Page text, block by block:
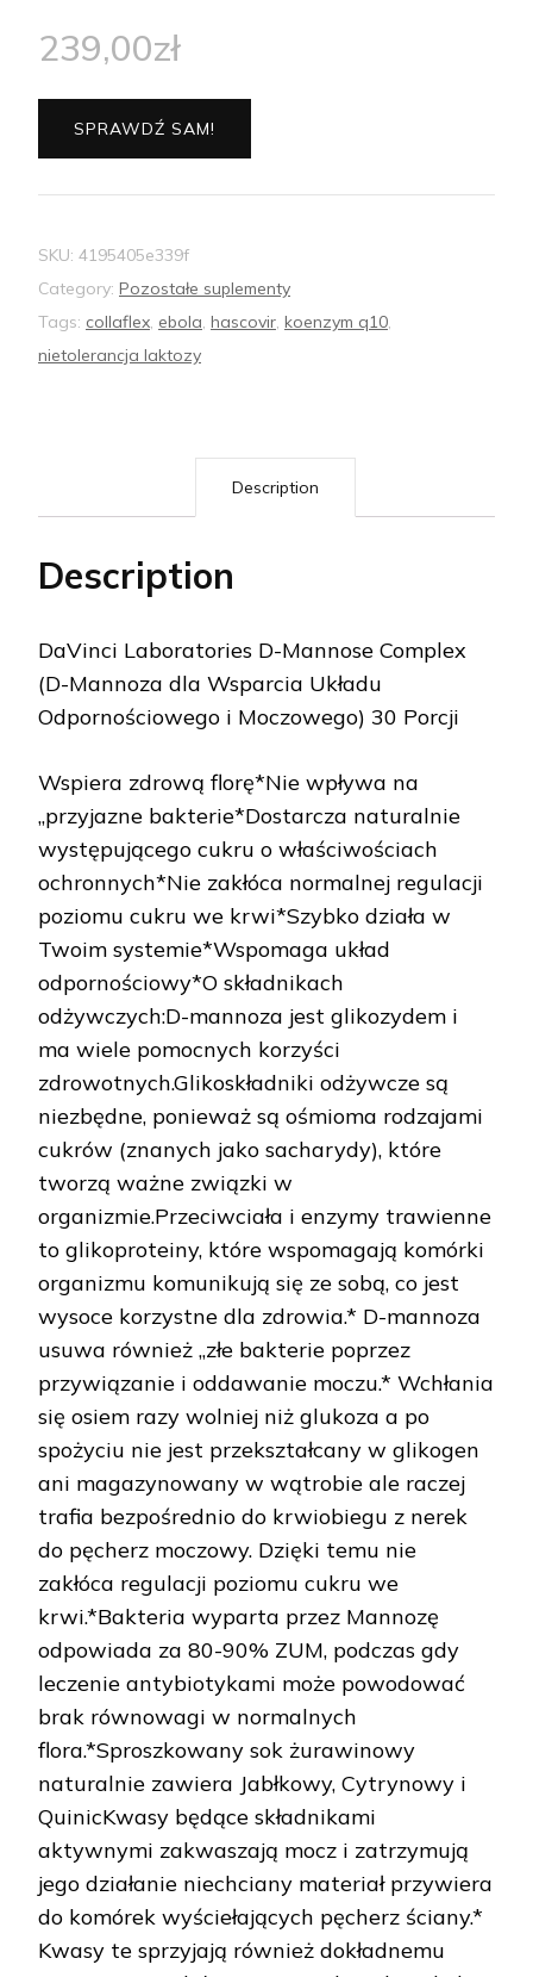
239,00zł
SPRAWDŹ SAM!
SKU: 4195405e339f
Category: Pozostałe suplementy
Tags: collaflex, ebola, hascovir, koenzym q10,
nietolerancja laktozy
Description
Description
DaVinci Laboratories D-Mannose Complex
(D-Mannoza dla Wsparcia Układu
Odpornościowego i Moczowego) 30 Porcji
Wspiera zdrową florę*Nie wpływa na
„przyjazne bakterie*Dostarcza naturalnie
występującego cukru o właściwościach
ochronnych*Nie zakłóca normalnej regulacji
poziomu cukru we krwi*Szybko działa w
Twoim systemie*Wspomaga układ
odpornościowy*O składnikach
odżywczych:D-mannoza jest glikozydem i
ma wiele pomocnych korzyści
zdrowotnych.Glikoskładniki odżywcze są
niezbędne, ponieważ są ośmioma rodzajami
cukrów (znanych jako sacharydy), które
tworzą ważne związki w
organizmie.Przeciwciała i enzymy trawienne
to glikoproteiny, które wspomagają komórki
organizmu komunikują się ze sobą, co jest
wysoce korzystne dla zdrowia.* D-mannoza
usuwa również „złe bakterie poprzez
przywiązanie i oddawanie moczu.* Wchłania
się osiem razy wolniej niż glukoza a po
spożyciu nie jest przekształcany w glikogen
ani magazynowany w wątrobie ale raczej
trafia bezpośrednio do krwiobiegu z nerek
do pęcherz moczowy. Dzięki temu nie
zakłóca regulacji poziomu cukru we
krwi.*Bakteria wyparta przez Mannozę
odpowiada za 80-90% ZUM, podczas gdy
leczenie antybiotykami może powodować
brak równowagi w normalnych
flora.*Sproszkowany sok żurawinowy
naturalnie zawiera Jabłkowy, Cytrynowy i
QuinicKwasy będące składnikami
aktywnymi zakwaszają mocz i zatrzymują
jego działanie niechciany materiał przywiera
do komórek wyściełających pęcherz ściany.*
Kwasy te sprzyjają również dokładnemu